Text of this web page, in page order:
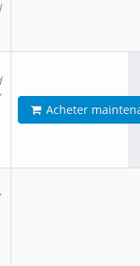
Acheter